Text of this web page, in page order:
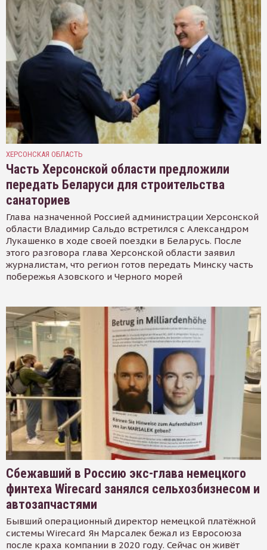
ХЕРСОНСКАЯ ОБЛАСТЬ
Часть Херсонской области предложили
передать Беларуси для строительства
санаториев
Глава назначенной Россией администрации Херсонской
области Владимир Сальдо встретился с Александром
Лукашенко в ходе своей поездки в Беларусь. После
этого разговора глава Херсонской области заявил
журналистам, что регион готов передать Минску часть
побережья Азовского и Черного морей
Сбежавший в Россию экс-глава немецкого
финтеха Wirecard занялся сельхозбизнесом и
автозапчастями
Бывший операционный директор немецкой платёжной
системы Wirecard Ян Марсалек бежал из Евросоюза
после краха компании в 2020 году. Сейчас он живёт